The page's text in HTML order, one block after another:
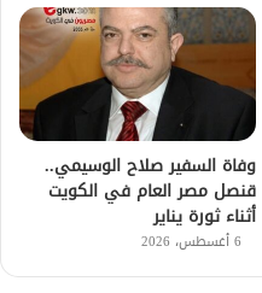
وفاة السفير صلاح الوسيمي..
قنصل مصر العام في الكويت
أثناء ثورة يناير
6 أغسطس، 2026